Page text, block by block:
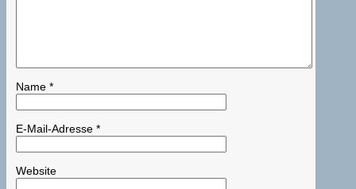
Name *
E-Mail-Adresse *
Website